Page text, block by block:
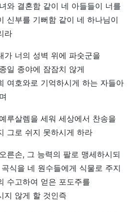
와 결혼함 같이 네 아들들이 너를
신부를 기뻐함 같이 네 하나님이
라
가 너의 성벽 위에 파숫군을
일 종야에 잠잠치 않게
여호와로 기억하시게 하는 자들아
루살렘을 세워 세상에서 찬송을
그로 쉬지 못하시게 하라
른손, 그 능력의 팔로 맹세하시되
식을 네 원수들에게 식물로 주지
수고하여 얻은 포도주를
지 않게 할 것인즉